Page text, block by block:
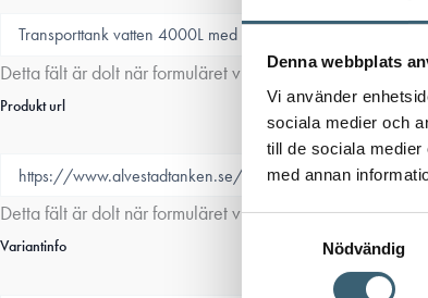
Denna webbplats
Vi använder
sociala medier och
till de sociala
med annan
Nödvändig
Detta fält är dolt när formuläret visas
Produkt url
Detta fält är dolt när formuläret visas
Variantinfo